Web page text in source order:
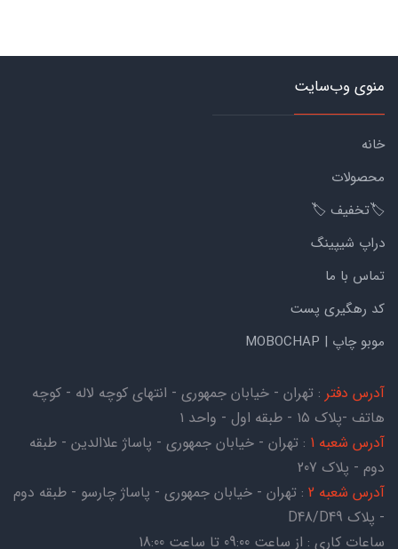
منوی وب‌سایت
خانه
محصولات
🏷️تخفیف 🏷️
دراپ شیپینگ
تماس با ما
کد رهگیری پست
موبو چاپ | MOBOCHAP
آدرس دفتر : تهران - خیابان جمهوری - انتهای کوچه لاله - کوچه
هاتف -پلاک ۱۵ - طبقه اول - واحد ۱
آدرس شعبه 1
: تهران - خیابان جمهوری - پاساژ علاالدین - طبقه
دوم - پلاک 207
آدرس شعبه 2
: تهران - خیابان جمهوری - پاساژ چارسو - طبقه دوم
- پلاک D48/D49
ساعات کاری : از ساعت 09:00 تا ساعت 18:00